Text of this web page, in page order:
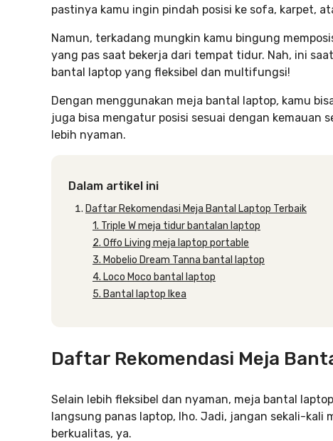
pastinya kamu ingin pindah posisi ke sofa, karpet,
Namun, terkadang mungkin kamu bingung
yang pas saat bekerja dari tempat tidur. Nah, ini
bantal laptop yang fleksibel dan multifungsi!
Dengan menggunakan meja bantal laptop, kamu
juga bisa mengatur posisi sesuai dengan kemauan
lebih nyaman.
Dalam artikel ini
Daftar Rekomendasi Meja Bantal Laptop Terbaik
1. Triple W meja tidur bantalan laptop
2. Offo Living meja laptop portable
3. Mobelio Dream Tanna bantal laptop
4. Loco Moco bantal laptop
5. Bantal laptop Ikea
Daftar Rekomendasi Meja
Selain lebih fleksibel dan nyaman, meja bantal
langsung panas laptop, lho. Jadi, jangan sekali-kali
berkualitas, ya.